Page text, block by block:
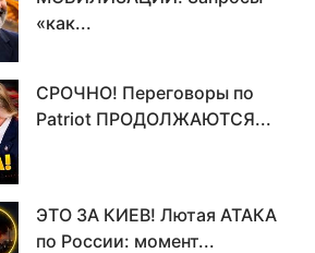
«как...
СРОЧНО! Переговоры по
Patriot ПРОДОЛЖАЮТСЯ...
ЭТО ЗА КИЕВ! Лютая АТАКА
по России: момент...